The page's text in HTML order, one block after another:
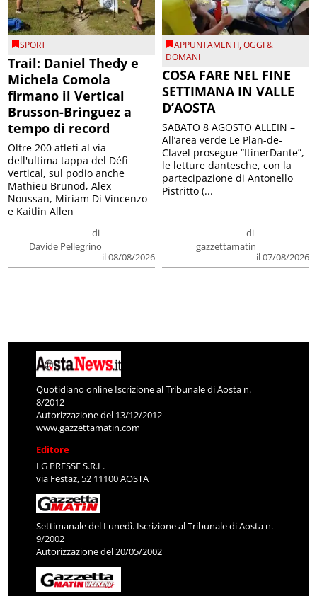
SPORT
Trail: Daniel Thedy e
Michela Comola
firmano il Vertical
Brusson-Bringuez a
tempo di record
di
Davide Pellegrino
il 08/08/2026
Oltre 200 atleti al via
dell'ultima tappa del Défì
Vertical, sul podio anche
Mathieu Brunod, Alex
Noussan, Miriam Di Vincenzo
e Kaitlin Allen
APPUNTAMENTI,OGGI &
DOMANI
COSA FARE NEL FINE
SETTIMANA IN VALLE
D’AOSTA
di
gazzettamatin
il 07/08/2026
SABATO 8 AGOSTO ALLEIN –
All’area verde Le Plan-de-
Clavel prosegue “ItinerDante”,
le letture dantesche, con la
partecipazione di Antonello
Pistritto (...
Quotidiano online Iscrizione al Tribunale di Aosta n.
8/2012
Autorizzazione del 13/12/2012
www.gazzettamatin.com
Editore
LG PRESSE S.R.L.
via Festaz, 52 11100 AOSTA
Settimanale del Lunedì. Iscrizione al Tribunale di Aosta n.
9/2002
Autorizzazione del 20/05/2002